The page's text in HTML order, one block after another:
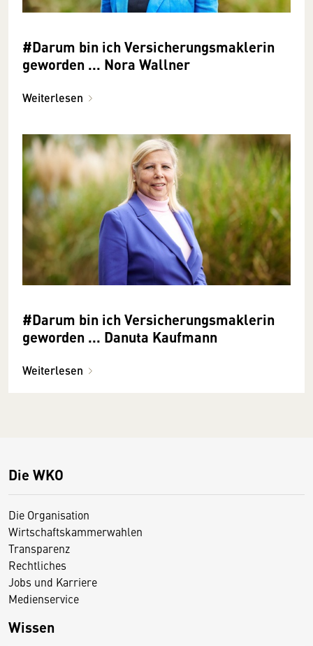
#Darum bin ich Versicherungsmaklerin
geworden ... Nora Wallner
Weiterlesen
#Darum bin ich Versicherungsmaklerin
geworden ... Danuta Kaufmann
Weiterlesen
Die WKO
Die Organisation
Wirtschaftskammerwahlen
Transparenz
Rechtliches
Jobs und Karriere
Medienservice
Wissen